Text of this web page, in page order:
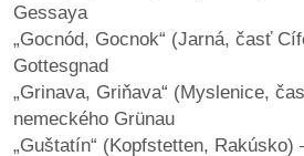
Gessaya
„Gocnód, Gocnok“ (Jarná, časť
Gottesgnad
„Grinava, Griňava“ (Myslenice,
nemeckého Grünau
„Guštatín“ (Kopfstetten, Rakúsko)